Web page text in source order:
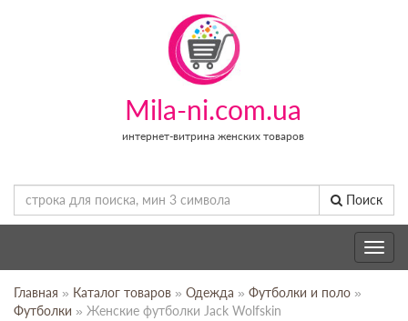
Mila-ni.com.ua
интернет-витрина женских товаров
Поиск
Toggle
Главная » Каталог товаров » Одежда » Футболки и поло »
Футболки » Женские футболки Jack Wolfskin